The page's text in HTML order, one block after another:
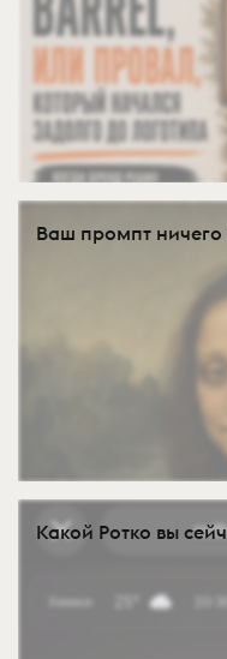
Ваш промпт ничего
Какой Ротко вы